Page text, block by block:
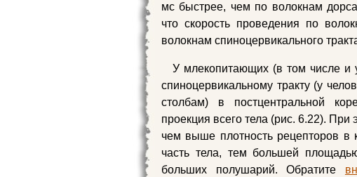
мс быстрее, чем по волокнам
что скорость проведения по
волокнам спиноцервикального
У млекопитающих (в том числе и
спиноцервикальному тракту (у
столбам) в постцентральной
проекция всего тела (рис. 6.22).
чем выше плотность рецепторов
часть тела, тем большей
больших полушарий. Обратите